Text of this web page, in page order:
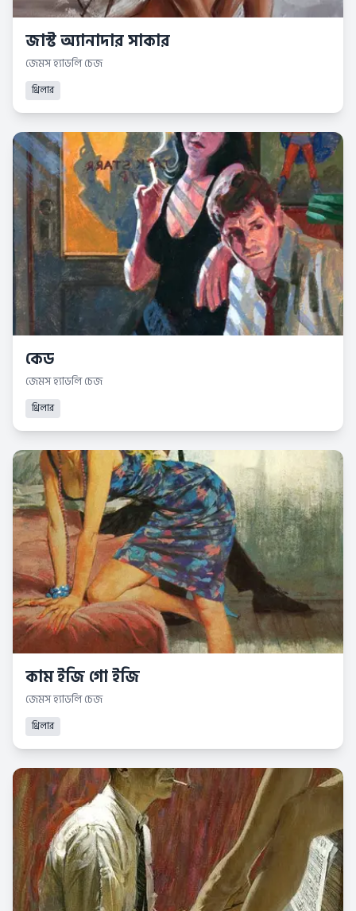
জাস্ট অ্যানাদার সাকার
জেমস হ্যাডলি চেজ
থ্রিলার
কেড
জেমস হ্যাডলি চেজ
থ্রিলার
কাম ইজি গো ইজি
জেমস হ্যাডলি চেজ
থ্রিলার